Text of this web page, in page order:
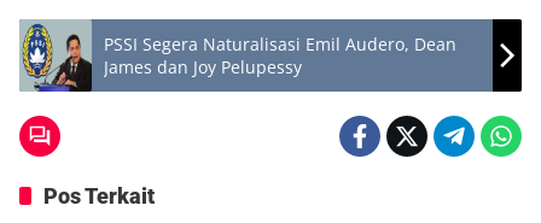
PSSI Segera Naturalisasi Emil Audero, Dean
James dan Joy Pelupessy
Pos Terkait